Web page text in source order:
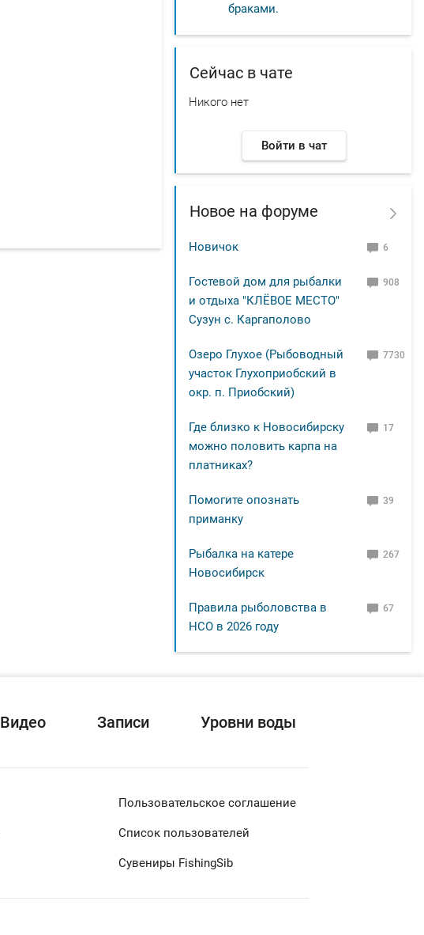
браками.
Сейчас в чате
Никого нет
Войти в чат
Новое на форуме
Новичок 6
Гостевой дом для рыбалки
и отдыха "КЛЁВОЕ МЕСТО"
Сузун с. Каргаполово
908
Озеро Глухое (Рыбоводный
участок Глухоприобский в
окр. п. Приобский)
7730
Где близко к Новосибирску
можно половить карпа на
платниках?
17
Помогите опознать
приманку
39
Рыбалка на катере
Новосибирск
267
Правила рыболовства в
НСО в 2026 году
67
Видео Записи Уровни воды
Пользовательское соглашение
Список пользователей
Сувениры FishingSib